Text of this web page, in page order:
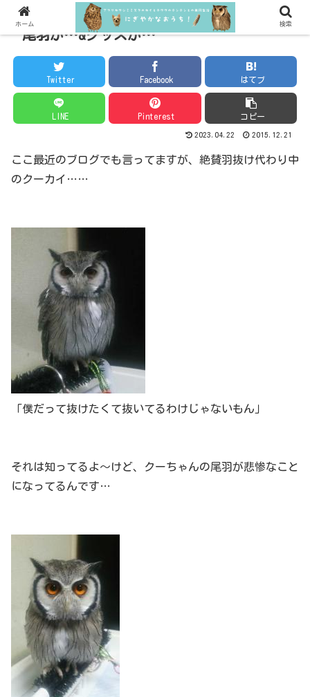
尾羽が…&グッズが…
Twitter Facebook はてブ
LINE Pinterest コピー
2023.04.22 2015.12.21
ここ最近のブログでも言ってますが、絶賛羽抜け代わり中
のクーカイ……
「僕だって抜けたくて抜いてるわけじゃないもん」
それは知ってるよ～けど、クーちゃんの尾羽が悲惨なこと
になってるんです…
ホーム 検索